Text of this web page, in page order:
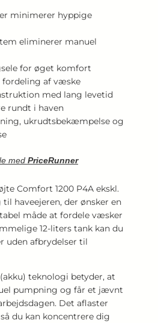
minimerer hyppige
eliminerer manuel
for øget komfort
af væske
med lang levetid
rundt i haven
ukrudtsbekæmpelse og
med PriceRunner
Comfort 1200 P4A ekskl.
til haveejeren, der ønsker en
måde at fordele væsker
12-liters tank kan du
uden afbrydelser til
teknologi betyder, at
pumpning og får et jævnt
Det aflaster
du kan koncentrere dig